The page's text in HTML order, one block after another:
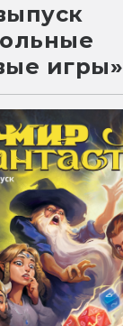
игры»